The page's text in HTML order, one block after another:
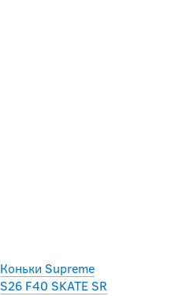
Коньки Supreme
S26 F40 SKATE SR